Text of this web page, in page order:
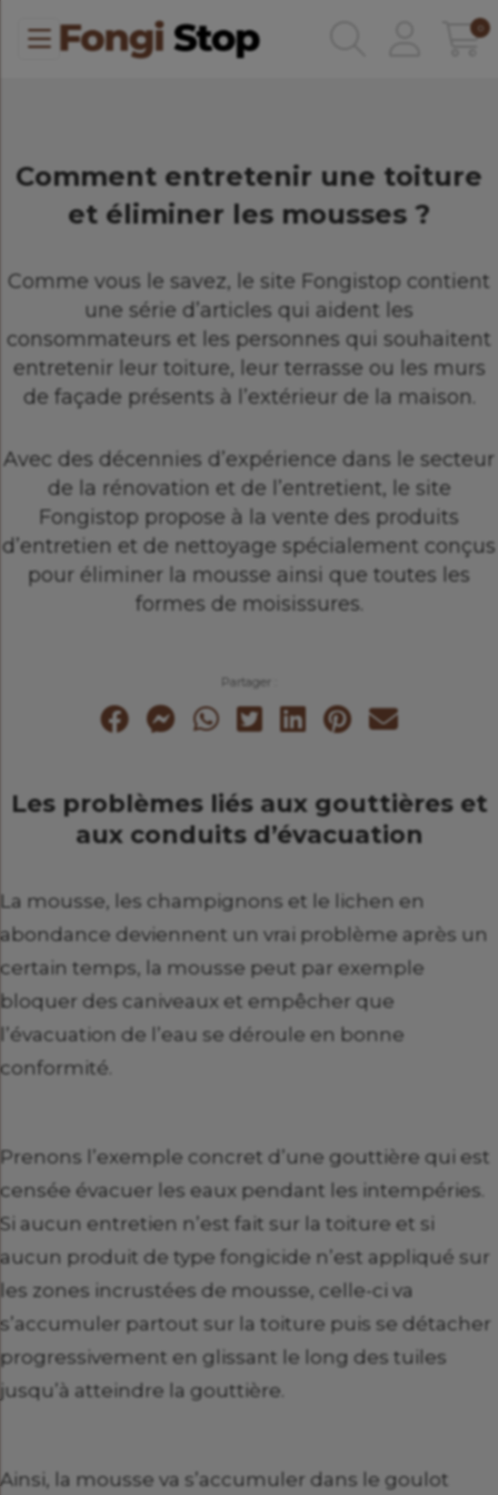
Comment entretenir une toiture
et éliminer les mousses ?
Comme vous le savez, le site Fongistop contient
une série d’articles qui aident les
consommateurs et les personnes qui souhaitent
entretenir leur toiture, leur terrasse ou les murs
de façade présents à l’extérieur de la maison.
Avec des décennies d’expérience dans le secteur
de la rénovation et de l’entretient, le site
Fongistop propose à la vente des produits
d’entretien et de nettoyage spécialement conçus
pour éliminer la mousse ainsi que toutes les
formes de moisissures.
Partager :
Les problèmes liés aux gouttières et
aux conduits d’évacuation
La mousse, les champignons et le lichen en
abondance deviennent un vrai problème après un
certain temps, la mousse peut par exemple
bloquer des caniveaux et empêcher que
l’évacuation de l’eau se déroule en bonne
conformité.
Prenons l’exemple concret d’une gouttière qui est
censée évacuer les eaux pendant les intempéries.
Si aucun entretien n’est fait sur la toiture et si
aucun produit de type fongicide n’est appliqué sur
les zones incrustées de mousse, celle-ci va
s’accumuler partout sur la toiture puis se détacher
progressivement en glissant le long des tuiles
jusqu’à atteindre la gouttière.
Ainsi, la mousse va s’accumuler dans le goulot